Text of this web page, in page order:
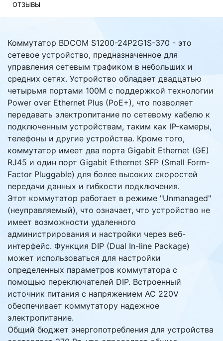
ОТЗЫВЫ
Коммутатор BDCOM S1200-24P2G1S-370 - это
сетевое устройство, предназначенное для
управления сетевым трафиком в небольших и
средних сетях. Устройство обладает двадцатью
четырьмя портами 100M с поддержкой технологии
Power over Ethernet Plus (PoE+), что позволяет
передавать электропитание по сетевому кабелю к
подключенным устройствам, таким как IP-камеры,
телефоны и другие устройства. Кроме того,
коммутатор имеет два порта Gigabit Ethernet (GE)
RJ45 и один порт Gigabit Ethernet SFP (Small Form-
Factor Pluggable) для более высоких скоростей
передачи данных и гибкости подключения.
Этот коммутатор работает в режиме "Unmanaged"
(неуправляемый), что означает, что устройство не
имеет возможности удаленного
администрирования и настройки через веб-
интерфейс. Функция DIP (Dual In-line Package)
может использоваться для настройки
определенных параметров коммутатора с
помощью переключателей DIP. Встроенный
источник питания с напряжением AC 220V
обеспечивает коммутатору надежное
электропитание.
Общий бюджет энергопотребления для устройства